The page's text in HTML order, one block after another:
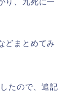
り、九死に一
どまとめてみ
たので、追記